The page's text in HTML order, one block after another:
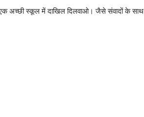
अच्‍छी स्‍कूल में दाखिल दिलवाओ। जैसे संवादों के साथ